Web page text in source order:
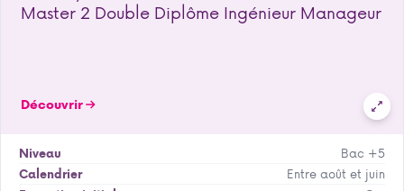
Master 2 Double Diplôme Ingénieur Manageur
Découvrir
Niveau
Bac +5
Calendrier
Entre août et juin